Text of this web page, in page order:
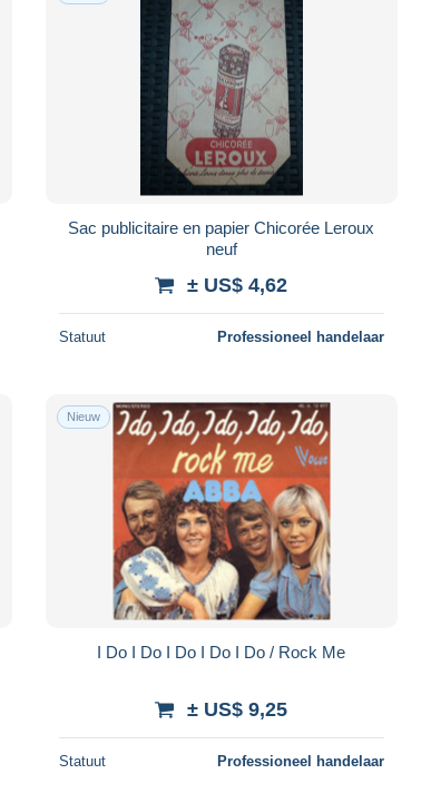
Sac publicitaire en papier Chicorée Leroux
neuf
± US$ 4,62
Statuut Professioneel handelaar
Nieuw
I Do I Do I Do I Do I Do / Rock Me
± US$ 9,25
Statuut Professioneel handelaar